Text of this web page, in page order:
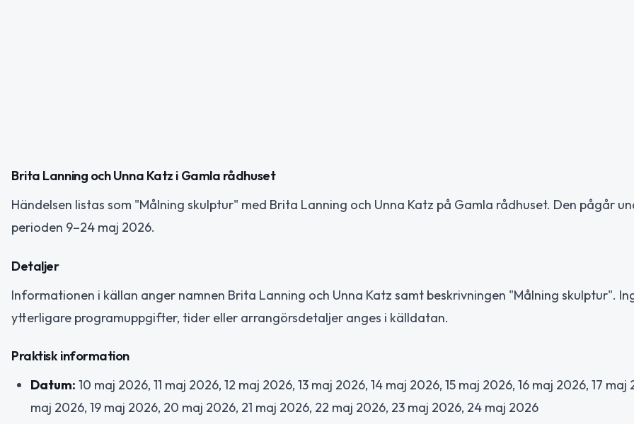
Brita Lanning och Unna Katz i Gamla rådhuset
Händelsen listas som "Målning skulptur" med Brita Lanning och Unna Katz på Gamla rådhuset. Den pågår
perioden 9–24 maj 2026.
Detaljer
Informationen i källan anger namnen Brita Lanning och Unna Katz samt beskrivningen "Målning skulptur".
ytterligare programuppgifter, tider eller arrangörsdetaljer anges i källdatan.
Praktisk information
Datum: 10 maj 2026, 11 maj 2026, 12 maj 2026, 13 maj 2026, 14 maj 2026, 15 maj 2026, 16 maj 2026, 17 maj
maj 2026, 19 maj 2026, 20 maj 2026, 21 maj 2026, 22 maj 2026, 23 maj 2026, 24 maj 2026